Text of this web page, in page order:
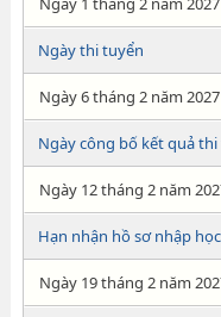
Ngày thi tuyển
Ngày 6 tháng 2 năm 2027
Ngày công bố kết quả
Ngày 12 tháng 2 năm
Hạn nhận hồ sơ nhập học
Ngày 19 tháng 2 năm